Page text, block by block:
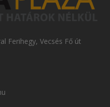
Ferihegy, Vecsés Fő út